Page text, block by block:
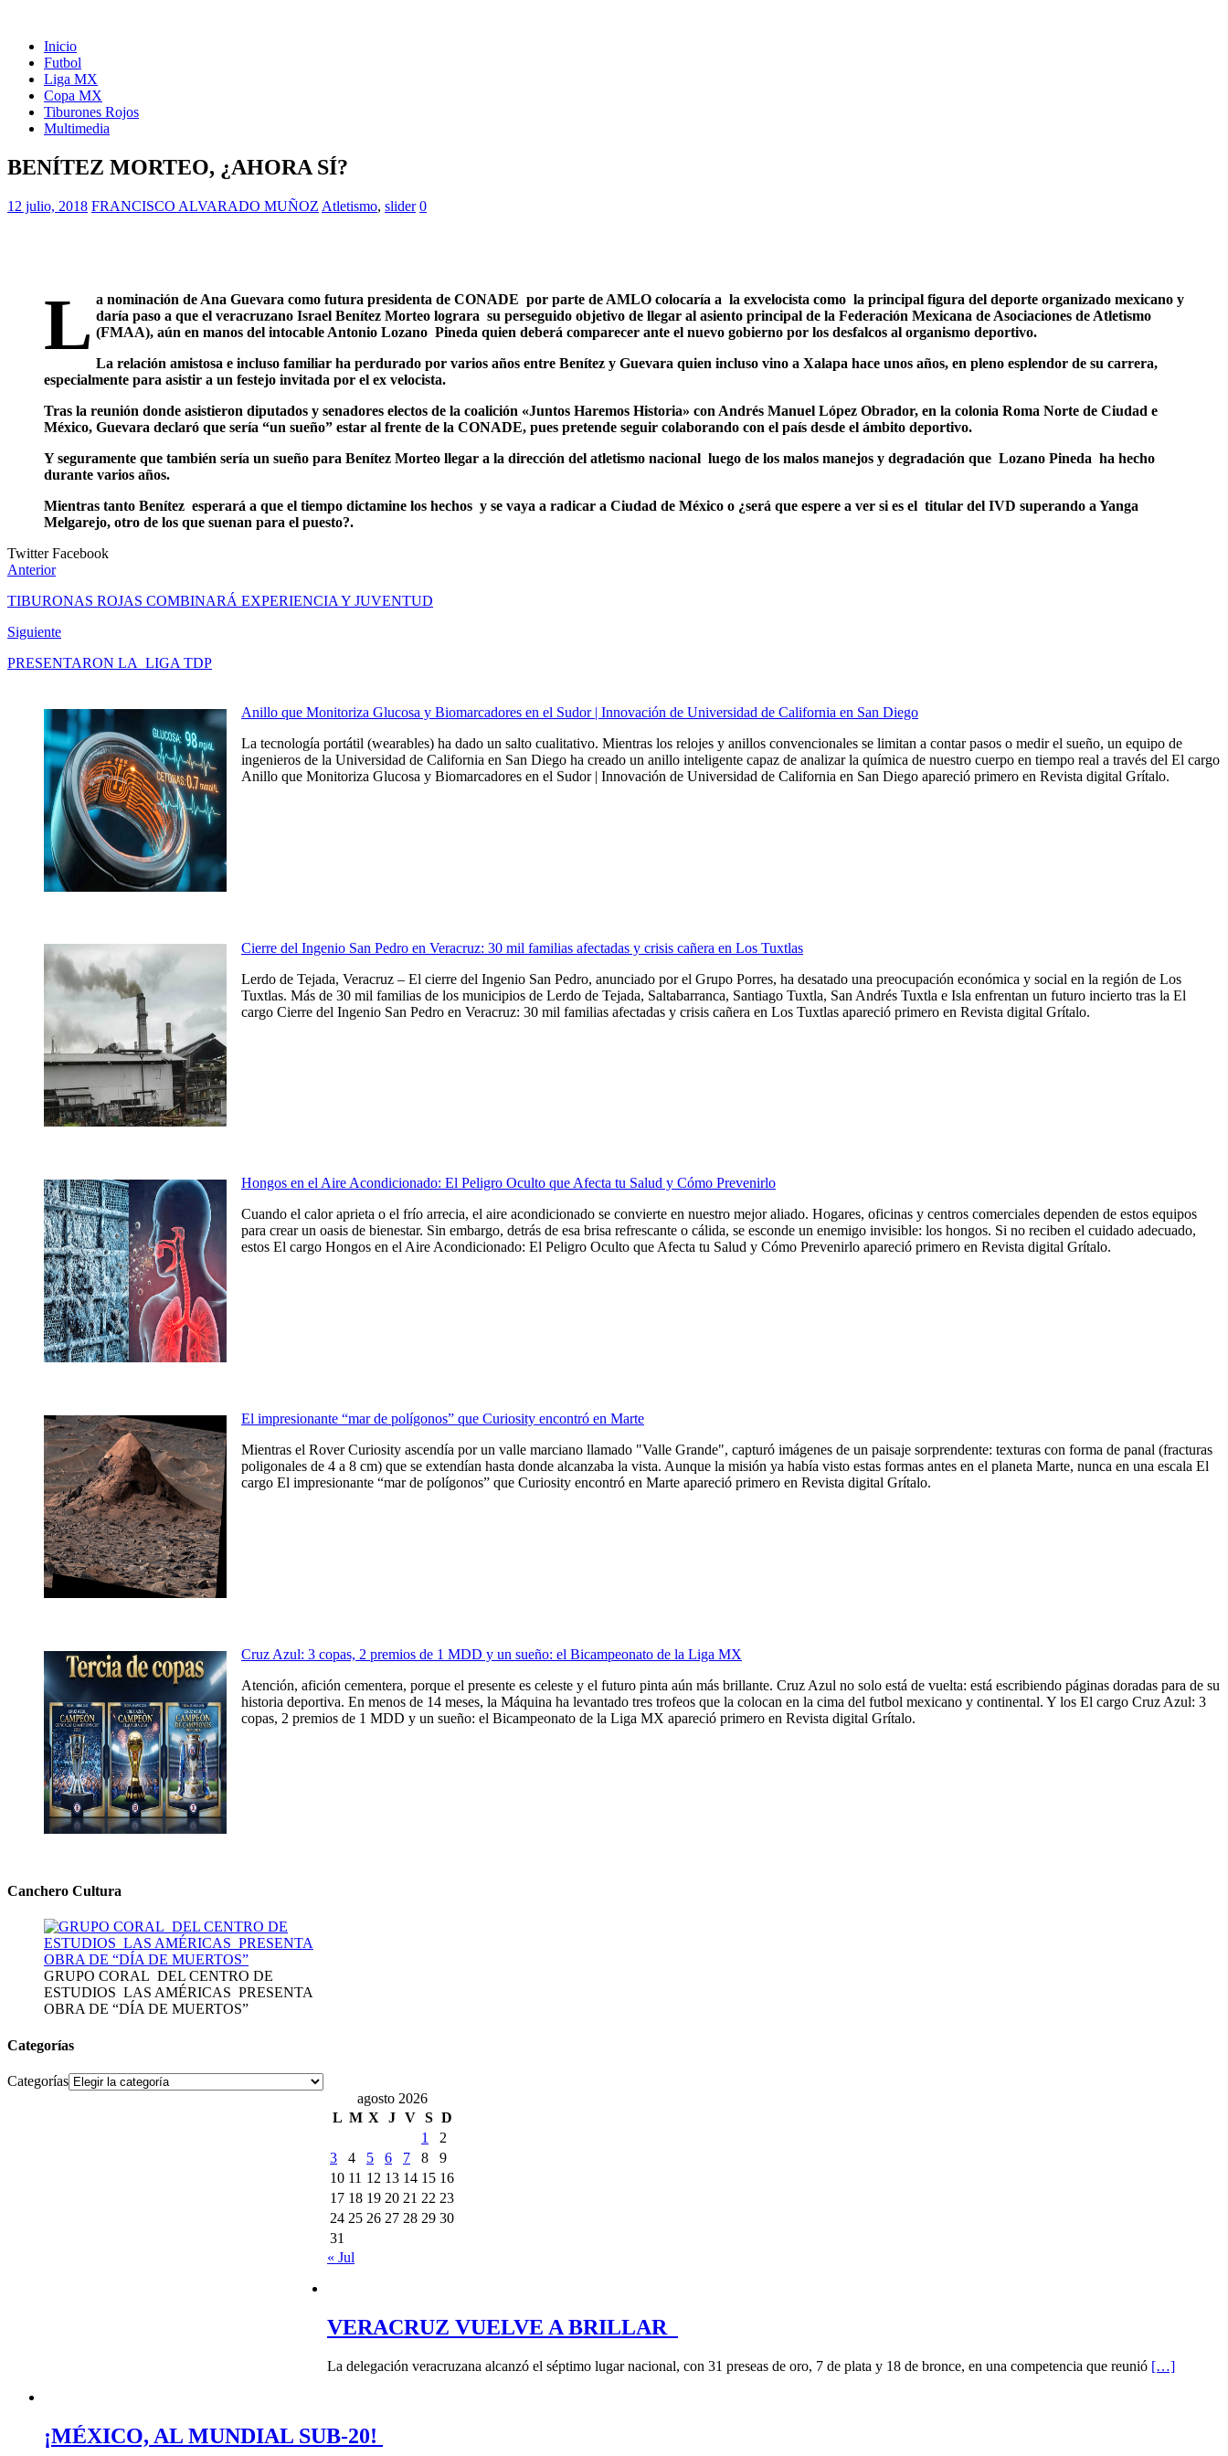
Inicio
Futbol
Liga MX
Copa MX
Tiburones Rojos
Multimedia
BENÍTEZ MORTEO, ¿AHORA SÍ?
12 julio, 2018 FRANCISCO ALVARADO MUÑOZ Atletismo, slider 0
L a nominación de Ana Guevara como futura presidenta de CONADE por parte de AMLO colocaría a la exvelocista como la principal figura del deporte organizado mexicano y
daría paso a que el veracruzano Israel Benítez Morteo lograra su perseguido objetivo de llegar al asiento principal de la Federación Mexicana de Asociaciones de Atletismo
(FMAA), aún en manos del intocable Antonio Lozano Pineda quien deberá comparecer ante el nuevo gobierno por los desfalcos al organismo deportivo.
La relación amistosa e incluso familiar ha perdurado por varios años entre Benítez y Guevara quien incluso vino a Xalapa hace unos años, en pleno esplendor de su carrera,
especialmente para asistir a un festejo invitada por el ex velocista.
Tras la reunión donde asistieron diputados y senadores electos de la coalición «Juntos Haremos Historia» con Andrés Manuel López Obrador, en la colonia Roma Norte de Ciudad e
México, Guevara declaró que sería “un sueño” estar al frente de la CONADE, pues pretende seguir colaborando con el país desde el ámbito deportivo.
Y seguramente que también sería un sueño para Benítez Morteo llegar a la dirección del atletismo nacional luego de los malos manejos y degradación que Lozano Pineda ha hecho
durante varios años.
Mientras tanto Benítez esperará a que el tiempo dictamine los hechos y se vaya a radicar a Ciudad de México o ¿será que espere a ver si es el titular del IVD superando a Yanga
Melgarejo, otro de los que suenan para el puesto?.
TwitterFacebook
Anterior
TIBURONAS ROJAS COMBINARÁ EXPERIENCIA Y JUVENTUD
Siguiente
PRESENTARON LA LIGA TDP
Anillo que Monitoriza Glucosa y Biomarcadores en el Sudor | Innovación de Universidad de California en San Diego
La tecnología portátil (wearables) ha dado un salto cualitativo. Mientras los relojes y anillos convencionales se limitan a contar pasos o medir el sueño, un equipo de
ingenieros de la Universidad de California en San Diego ha creado un anillo inteligente capaz de analizar la química de nuestro cuerpo en tiempo real a través del El cargo
Anillo que Monitoriza Glucosa y Biomarcadores en el Sudor | Innovación de Universidad de California en San Diego apareció primero en Revista digital Grítalo.
Cierre del Ingenio San Pedro en Veracruz: 30 mil familias afectadas y crisis cañera en Los Tuxtlas
Lerdo de Tejada, Veracruz – El cierre del Ingenio San Pedro, anunciado por el Grupo Porres, ha desatado una preocupación económica y social en la región de Los
Tuxtlas. Más de 30 mil familias de los municipios de Lerdo de Tejada, Saltabarranca, Santiago Tuxtla, San Andrés Tuxtla e Isla enfrentan un futuro incierto tras la El
cargo Cierre del Ingenio San Pedro en Veracruz: 30 mil familias afectadas y crisis cañera en Los Tuxtlas apareció primero en Revista digital Grítalo.
Hongos en el Aire Acondicionado: El Peligro Oculto que Afecta tu Salud y Cómo Prevenirlo
Cuando el calor aprieta o el frío arrecia, el aire acondicionado se convierte en nuestro mejor aliado. Hogares, oficinas y centros comerciales dependen de estos equipos
para crear un oasis de bienestar. Sin embargo, detrás de esa brisa refrescante o cálida, se esconde un enemigo invisible: los hongos. Si no reciben el cuidado adecuado,
estos El cargo Hongos en el Aire Acondicionado: El Peligro Oculto que Afecta tu Salud y Cómo Prevenirlo apareció primero en Revista digital Grítalo.
El impresionante “mar de polígonos” que Curiosity encontró en Marte
Mientras el Rover Curiosity ascendía por un valle marciano llamado "Valle Grande", capturó imágenes de un paisaje sorprendente: texturas con forma de panal (fracturas
poligonales de 4 a 8 cm) que se extendían hasta donde alcanzaba la vista. Aunque la misión ya había visto estas formas antes en el planeta Marte, nunca en una escala El
cargo El impresionante “mar de polígonos” que Curiosity encontró en Marte apareció primero en Revista digital Grítalo.
Cruz Azul: 3 copas, 2 premios de 1 MDD y un sueño: el Bicampeonato de la Liga MX
Atención, afición cementera, porque el presente es celeste y el futuro pinta aún más brillante. Cruz Azul no solo está de vuelta: está escribiendo páginas doradas para de su
historia deportiva. En menos de 14 meses, la Máquina ha levantado tres trofeos que la colocan en la cima del futbol mexicano y continental. Y los El cargo Cruz Azul: 3
copas, 2 premios de 1 MDD y un sueño: el Bicampeonato de la Liga MX apareció primero en Revista digital Grítalo.
Canchero Cultura
GRUPO CORAL DEL CENTRO DE
ESTUDIOS LAS AMÉRICAS PRESENTA
OBRA DE “DÍA DE MUERTOS”
Categorías
Categorías
agosto 2026
L M X J V S D
1
2
3
4 5 6 7 8
9
10 11 12 13 14 15 16
17 18 19 20 21 22 23
24 25 26 27 28 29 30
31
« Jul
VERACRUZ VUELVE A BRILLAR
La delegación veracruzana alcanzó el séptimo lugar nacional, con 31 preseas de oro, 7 de plata y 18 de bronce, en una competencia que reunió […]
¡MÉXICO, AL MUNDIAL SUB-20!